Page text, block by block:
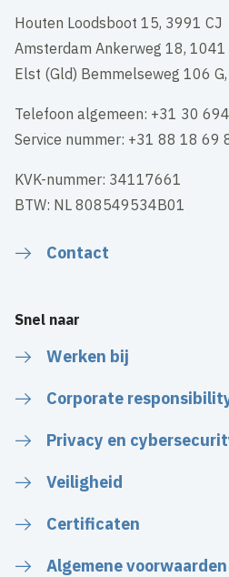
Houten Loodsboot 15, 3991 CJ
Amsterdam Ankerweg 18, 1041
Elst (Gld) Bemmelseweg 106
Telefoon algemeen: +31 30
Service nummer: +31 88 18 69
KVK-nummer: 34117661
BTW: NL 808549534B01
Contact
Snel naar
Werken bij
Corporate
Privacy en
Veiligheid
Certificaten
Algemene voorwaarden